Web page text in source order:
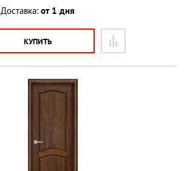
Доставка: от 1 дня
КУПИТЬ